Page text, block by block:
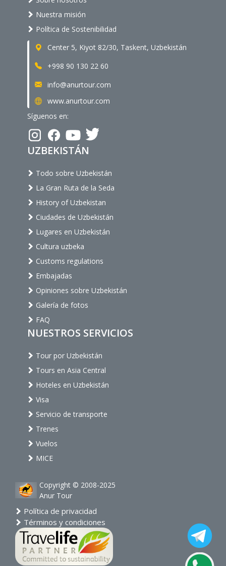
Nuestra misión
Política de Sostenibilidad
Center 5, Kiyot 82/30, Taskent, Uzbekistán
+998 90 130 22 60
info@anurtour.com
www.anurtour.com
Síguenos en:
UZBEKISTÁN
Todo sobre Uzbekistán
La Gran Ruta de la Seda
History of Uzbekistan
Ciudades de Uzbekistán
Lugares en Uzbekistán
Cultura uzbeka
Customs regulations
Embajadas
Opiniones sobre Uzbekistán
Galería de fotos
FAQ
NUESTROS SERVICIOS
Tour por Uzbekistán
Tours en Asia Central
Hoteles en Uzbekistán
Visa
Servicio de transporte
Trenes
Vuelos
MICE
Copyright © 2008-2025
Anur Tour
Política de privacidad
Términos y condiciones